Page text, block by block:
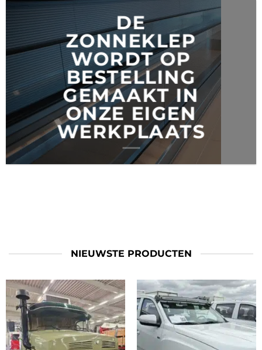
DE
ZONNEKLEP
WORDT OP
BESTELLING
GEMAAKT IN
ONZE EIGEN
WERKPLAATS
NIEUWSTE PRODUCTEN